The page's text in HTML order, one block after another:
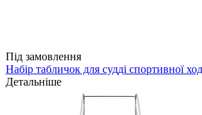
Під замовлення
Набір табличок для судді спортивної
Детальніше